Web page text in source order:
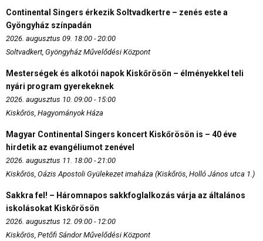
Continental Singers érkezik Soltvadkertre – zenés este a
Gyöngyház színpadán
2026. augusztus 09. 18:00 - 20:00
Soltvadkert, Gyöngyház Művelődési Központ
Mesterségek és alkotói napok Kiskőrösön – élményekkel teli
nyári program gyerekeknek
2026. augusztus 10. 09:00 - 15:00
Kiskőrös, Hagyományok Háza
Magyar Continental Singers koncert Kiskőrösön is – 40 éve
hirdetik az evangéliumot zenével
2026. augusztus 11. 18:00 - 21:00
Kiskőrös, Oázis Apostoli Gyülekezet imaháza (Kiskőrös, Holló János utca 1.)
Sakkra fel! – Háromnapos sakkfoglalkozás várja az általános
iskolásokat Kiskőrösön
2026. augusztus 12. 09:00 - 12:00
Kiskőrös, Petőfi Sándor Művelődési Központ